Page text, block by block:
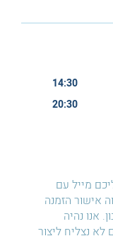
14:30
20:30
מייל עם
אישור הזמנה
אנו נהיה
נצליח ליצור